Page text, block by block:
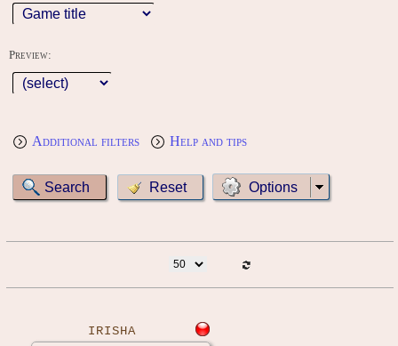
Preview:
Additional filters Help and tips
Options
IRISHA